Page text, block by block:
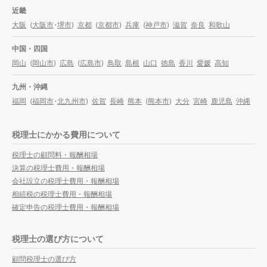
近畿
大阪 (大阪市・堺市) 京都 (京都市) 兵庫 (神戸市) 滋賀 奈良 和歌山
中国・四国
岡山 (岡山市) 広島 (広島市) 鳥取 島根 山口 徳島 香川 愛媛 高知
九州・沖縄
福岡 (福岡市・北九州市) 佐賀 長崎 熊本 (熊本市) 大分 宮崎 鹿児島 沖縄
税理士にかかる費用について
税理士の顧問料・報酬相場
決算の税理士費用・報酬相場
会社設立の税理士費用・報酬相場
相続税の税理士費用・報酬相場
確定申告の税理士費用・報酬相場
税理士の選び方について
顧問税理士の選び方